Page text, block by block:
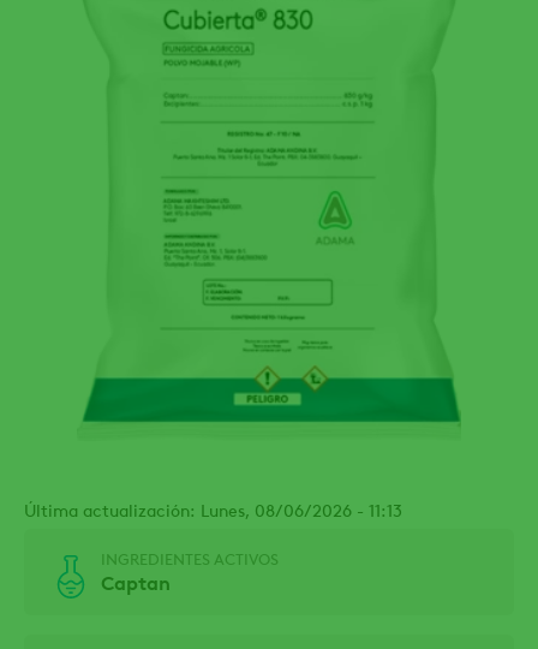
Última actualización: Lunes, 08/06/2026 - 11:13
INGREDIENTES ACTIVOS
Captan